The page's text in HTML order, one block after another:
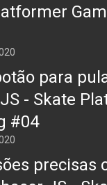
para
- Skate
#04
precisas